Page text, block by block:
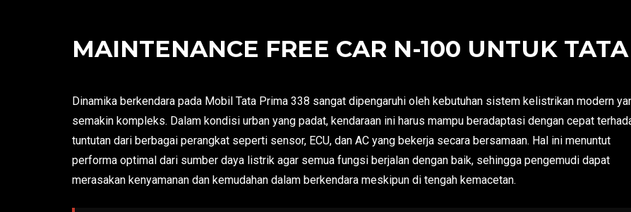
MAINTENANCE FREE CAR N-100 UNTUK
Dinamika berkendara pada Mobil Tata Prima 338 sangat dipengaruhi oleh kebutuhan sistem kelistrikan modern
semakin kompleks. Dalam kondisi urban yang padat, kendaraan ini harus mampu beradaptasi dengan cepat
tuntutan dari berbagai perangkat seperti sensor, ECU, dan AC yang bekerja secara bersamaan. Hal ini menuntut
performa optimal dari sumber daya listrik agar semua fungsi berjalan dengan baik, sehingga pengemudi dapat
merasakan kenyamanan dan kemudahan dalam berkendara meskipun di tengah kemacetan.